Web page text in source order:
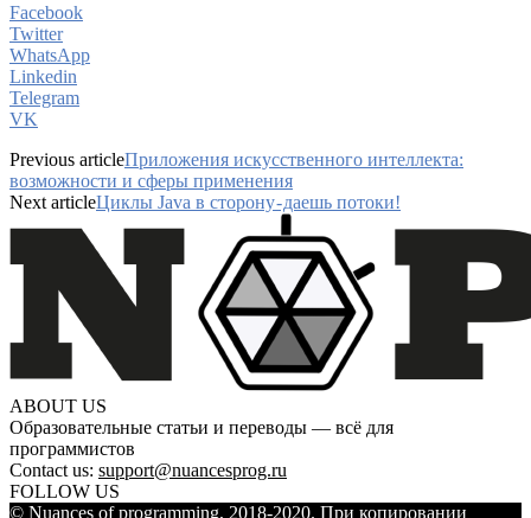
Facebook
Twitter
WhatsApp
Linkedin
Telegram
VK
Previous articleПриложения искусственного интеллекта:
возможности и сферы применения
Next articleЦиклы Java в сторону - даешь потоки!
ABOUT US
Образовательные статьи и переводы — всё для
программистов
Contact us: support@nuancesprog.ru
FOLLOW US
© Nuances of programming, 2018-2020. При копировании